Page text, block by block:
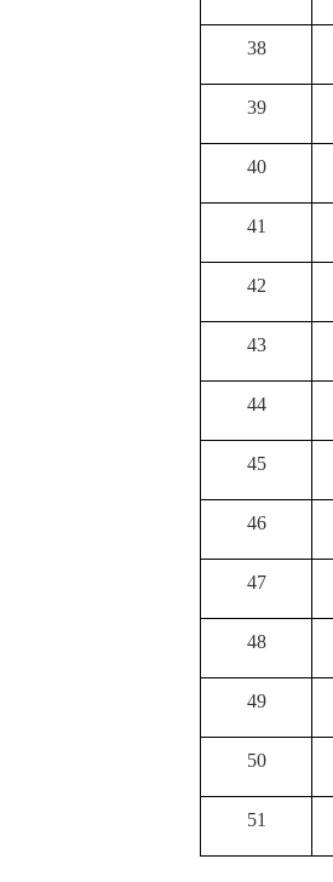
38
39
40
41
42
43
44
45
46
47
48
49
50
51